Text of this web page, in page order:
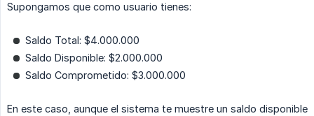
Supongamos que como usuario tienes:
Saldo Total: $4.000.000
Saldo Disponible: $2.000.000
Saldo Comprometido: $3.000.000
En este caso, aunque el sistema te muestre un saldo disponible